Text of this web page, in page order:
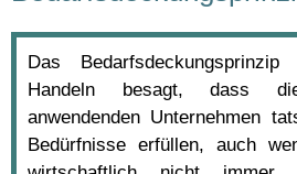
Das
Handeln besagt, dass
anwendenden Unternehmen
Bedürfnisse erfüllen, auch